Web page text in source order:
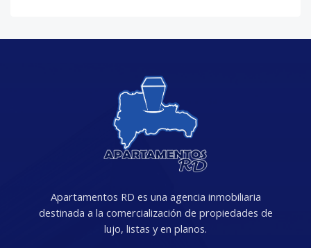
Apartamentos RD es una agencia inmobiliaria
destinada a la comercialización de propiedades de
lujo, listas y en planos.